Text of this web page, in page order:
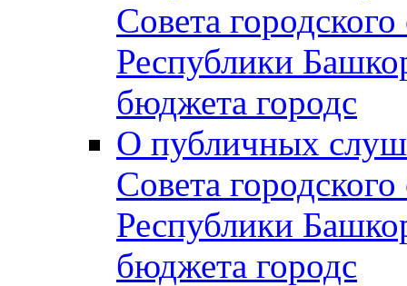
Совета
Республики
бюджета городс
О публичных
Совета
Республики
бюджета городс